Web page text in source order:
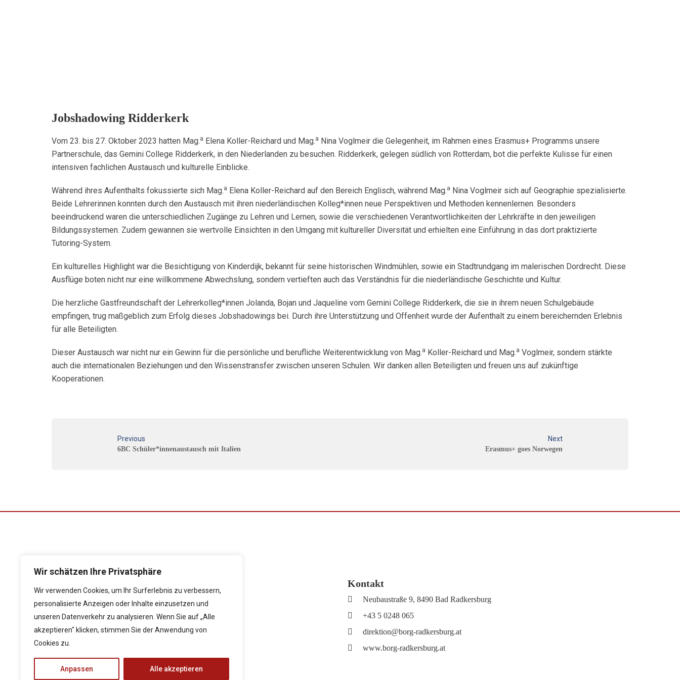
Wir schätzen Ihre Privatsphäre
Wir verwenden Cookies, um Ihr Surferlebnis zu verbessern,
personalisierte Anzeigen oder Inhalte einzusetzen und
unseren Datenverkehr zu analysieren. Wenn Sie auf „Alle
akzeptieren" klicken, stimmen Sie der Anwendung von
Cookies zu.
Anpassen Alle akzeptieren
Jobshadowing Ridderkerk
Vom 23. bis 27. Oktober 2023 hatten Mag.a Elena Koller-Reichard und Mag.a Nina Voglmeir die Gelegenheit, im Rahmen eines Erasmus+ Programms unsere
Partnerschule, das Gemini College Ridderkerk, in den Niederlanden zu besuchen. Ridderkerk, gelegen südlich von Rotterdam, bot die perfekte Kulisse für einen
intensiven fachlichen Austausch und kulturelle Einblicke.
Während ihres Aufenthalts fokussierte sich Mag.a Elena Koller-Reichard auf den Bereich Englisch, während Mag.a Nina Voglmeir sich auf Geographie spezialisierte.
Beide Lehrerinnen konnten durch den Austausch mit ihren niederländischen Kolleg*innen neue Perspektiven und Methoden kennenlernen. Besonders
beeindruckend waren die unterschiedlichen Zugänge zu Lehren und Lernen, sowie die verschiedenen Verantwortlichkeiten der Lehrkräfte in den jeweiligen
Bildungssystemen. Zudem gewannen sie wertvolle Einsichten in den Umgang mit kultureller Diversität und erhielten eine Einführung in das dort praktizierte
Tutoring-System.
Ein kulturelles Highlight war die Besichtigung von Kinderdijk, bekannt für seine historischen Windmühlen, sowie ein Stadtrundgang im malerischen Dordrecht. Diese
Ausflüge boten nicht nur eine willkommene Abwechslung, sondern vertieften auch das Verständnis für die niederländische Geschichte und Kultur.
Die herzliche Gastfreundschaft der Lehrerkolleg*innen Jolanda, Bojan und Jaqueline vom Gemini College Ridderkerk, die sie in ihrem neuen Schulgebäude
empfingen, trug maßgeblich zum Erfolg dieses Jobshadowings bei. Durch ihre Unterstützung und Offenheit wurde der Aufenthalt zu einem bereichernden Erlebnis
für alle Beteiligten.
Dieser Austausch war nicht nur ein Gewinn für die persönliche und berufliche Weiterentwicklung von Mag.a Koller-Reichard und Mag.a Voglmeir, sondern stärkte
auch die internationalen Beziehungen und den Wissenstransfer zwischen unseren Schulen. Wir danken allen Beteiligten und freuen uns auf zukünftige
Kooperationen.
Previous
6BC Schüler*innenaustausch mit Italien
Next
Erasmus+ goes Norwegen
Impressum
Kontakt
Neubaustraße 9, 8490 Bad Radkersburg
+43 5 0248 065
direktion@borg-radkersburg.at
www.borg-radkersburg.at